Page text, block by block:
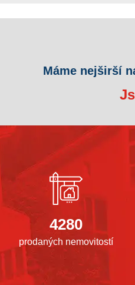
Máme nejširší
4280
prodaných nemovitostí